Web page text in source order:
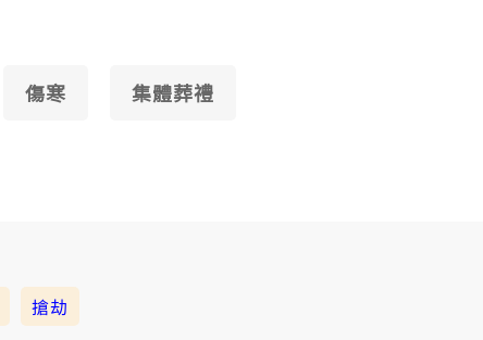
傷寒 集體葬禮
搶劫